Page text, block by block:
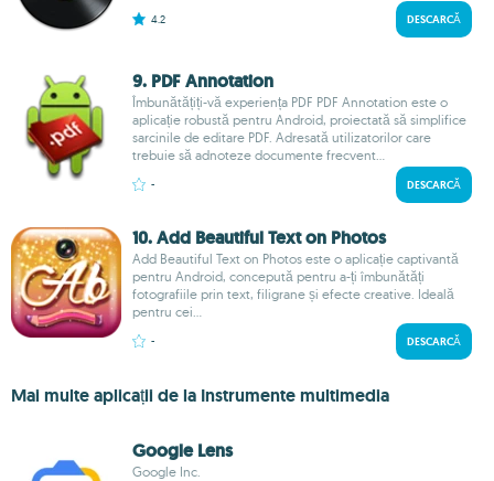
4.2 DESCARCĂ
9. PDF Annotation
Îmbunătățiți-vă experiența PDF PDF Annotation este o
aplicație robustă pentru Android, proiectată să simplifice
sarcinile de editare PDF. Adresată utilizatorilor care
trebuie să adnoteze documente frecvent...
- DESCARCĂ
10. Add Beautiful Text on Photos
Add Beautiful Text on Photos este o aplicație captivantă
pentru Android, concepută pentru a-ți îmbunătăți
fotografiile prin text, filigrane și efecte creative. Ideală
pentru cei...
- DESCARCĂ
Mai multe aplicații de la Instrumente multimedia
Google Lens
Google Inc.